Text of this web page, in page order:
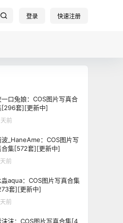
登录 快速注册
一口兔娘：COS图片写真合
[296套][更新中]
前
波_HaneAme：COS图片写
合集[572套][更新中]
前
淼aqua：COS图片写真合集
套][更新中]
前
沫沫：COS图片写真合集[4